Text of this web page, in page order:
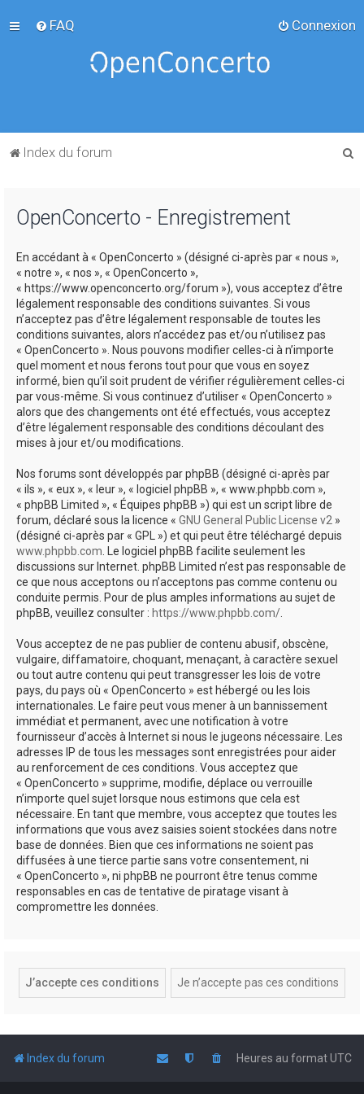
FAQ Connexion
Index du forum
OpenConcerto - Enregistrement
En accédant à « OpenConcerto » (désigné ci-après par « nous »,
« notre », « nos », « OpenConcerto »,
« https://www.openconcerto.org/forum »), vous acceptez d’être
légalement responsable des conditions suivantes. Si vous
n’acceptez pas d’être légalement responsable de toutes les
conditions suivantes, alors n’accédez pas et/ou n’utilisez pas
« OpenConcerto ». Nous pouvons modifier celles-ci à n’importe
quel moment et nous ferons tout pour que vous en soyez
informé, bien qu’il soit prudent de vérifier régulièrement celles-ci
par vous-même. Si vous continuez d’utiliser « OpenConcerto »
alors que des changements ont été effectués, vous acceptez
d’être légalement responsable des conditions découlant des
mises à jour et/ou modifications.
Nos forums sont développés par phpBB (désigné ci-après par
« ils », « eux », « leur », « logiciel phpBB », « www.phpbb.com »,
« phpBB Limited », « Équipes phpBB ») qui est un script libre de
forum, déclaré sous la licence « GNU General Public License v2 »
(désigné ci-après par « GPL ») et qui peut être téléchargé depuis
www.phpbb.com. Le logiciel phpBB facilite seulement les
discussions sur Internet. phpBB Limited n’est pas responsable de
ce que nous acceptons ou n’acceptons pas comme contenu ou
conduite permis. Pour de plus amples informations au sujet de
phpBB, veuillez consulter : https://www.phpbb.com/.
Vous acceptez de ne pas publier de contenu abusif, obscène,
vulgaire, diffamatoire, choquant, menaçant, à caractère sexuel
ou tout autre contenu qui peut transgresser les lois de votre
pays, du pays où « OpenConcerto » est hébergé ou les lois
internationales. Le faire peut vous mener à un bannissement
immédiat et permanent, avec une notification à votre
fournisseur d’accès à Internet si nous le jugeons nécessaire. Les
adresses IP de tous les messages sont enregistrées pour aider
au renforcement de ces conditions. Vous acceptez que
« OpenConcerto » supprime, modifie, déplace ou verrouille
n’importe quel sujet lorsque nous estimons que cela est
nécessaire. En tant que membre, vous acceptez que toutes les
informations que vous avez saisies soient stockées dans notre
base de données. Bien que ces informations ne soient pas
diffusées à une tierce partie sans votre consentement, ni
« OpenConcerto », ni phpBB ne pourront être tenus comme
responsables en cas de tentative de piratage visant à
compromettre les données.
Index du forum Heures au formatUTC